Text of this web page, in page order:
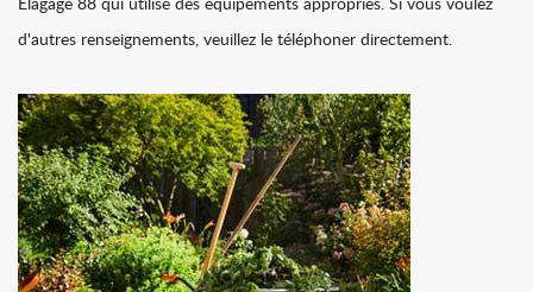
Elagage 88 qui utilise des équipements appropriés. Si vous voulez
d'autres renseignements, veuillez le téléphoner directement.